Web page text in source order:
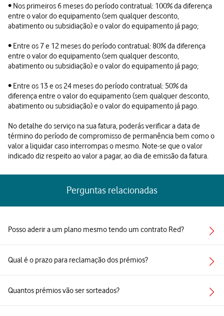
• Nos primeiros 6 meses do período contratual: 100% da diferença
entre o valor do equipamento (sem qualquer desconto,
abatimento ou subsidiação) e o valor do equipamento já pago;
• Entre os 7 e 12 meses do período contratual: 80% da diferença
entre o valor do equipamento (sem qualquer desconto,
abatimento ou subsidiação) e o valor do equipamento já pago;
• Entre os 13 e os 24 meses do período contratual: 50% da
diferença entre o valor do equipamento (sem qualquer desconto,
abatimento ou subsidiação) e o valor do equipamento já pago.
No detalhe do serviço na sua fatura, poderás verificar a data de
término do período de compromisso de permanência bem como o
valor a liquidar caso interrompas o mesmo. Note-se que o valor
indicado diz respeito ao valor a pagar, ao dia de emissão da fatura.
Perguntas relacionadas
Posso aderir a um plano mesmo tendo um contrato Red?
Qual é o prazo para reclamação dos prémios?
Quantos prémios vão ser sorteados?